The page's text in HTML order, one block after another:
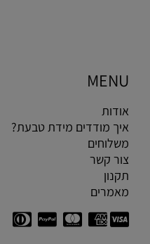
MENU
אודות
איך מודדים מידת טבעת?
משלוחים
צור קשר
תקנון
מאמרים